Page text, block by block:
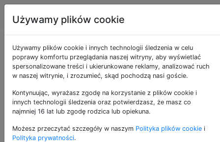
Apple Tagi
Jacy są poprawni
użytkownicy, którzy
muszą istnieć w
systemie Mac OS X.
Używamy plików cookie
Używamy plików cookie i innych technologii śledzenia w celu
poprawy komfortu przeglądania naszej witryny, aby wyświetlać
spersonalizowane treści i ukierunkowane reklamy, analizować ruch
w naszej witrynie, i zrozumieć, skąd pochodzą nasi goście.
Kontynuując, wyrażasz zgodę na korzystanie z plików cookie i
innych technologii śledzenia oraz potwierdzasz, że masz co
najmniej 16 lat lub zgodę rodzica lub opiekuna.
Możesz przeczytać szczegóły w naszym Polityka plików cookie i
Polityka prywatności.